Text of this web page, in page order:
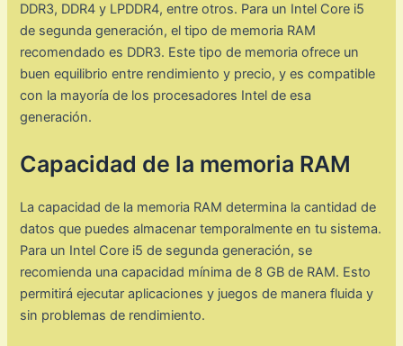
DDR3, DDR4 y LPDDR4, entre otros. Para un Intel Core i5
de segunda generación, el tipo de memoria RAM
recomendado es DDR3. Este tipo de memoria ofrece un
buen equilibrio entre rendimiento y precio, y es compatible
con la mayoría de los procesadores Intel de esa
generación.
Capacidad de la memoria RAM
La capacidad de la memoria RAM determina la cantidad de
datos que puedes almacenar temporalmente en tu sistema.
Para un Intel Core i5 de segunda generación, se
recomienda una capacidad mínima de 8 GB de RAM. Esto
permitirá ejecutar aplicaciones y juegos de manera fluida y
sin problemas de rendimiento.